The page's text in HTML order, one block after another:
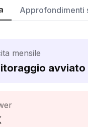
Approfondimenti
mensile
avviato